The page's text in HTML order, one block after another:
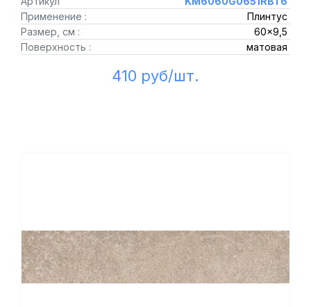
Применение :
Плинтус
Размер, см :
60x9,5
Поверхность :
матовая
410 руб/шт.